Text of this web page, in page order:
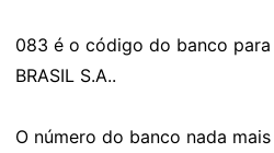
083 é o código do banco para
BRASIL S.A..
O número do banco nada